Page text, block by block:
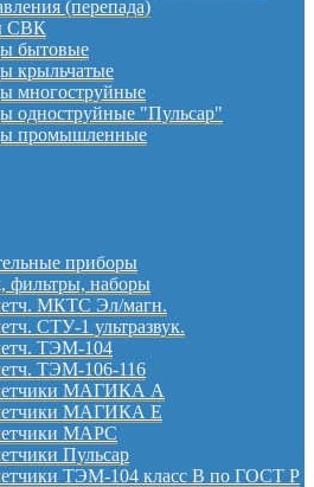
(перепада)
СВК
бытовые
крыльчатые
многоструйные
одноструйные "Пульсар"
промышленные
приборы
фильтры, наборы
МКТС Эл/магн.
СТУ-1 ультразвук.
ТЭМ-104
ТЭМ-106-116
МАГИКА А
МАГИКА Е
МАРС
Пульсар
ТЭМ-104 класс B по ГОСТ Р